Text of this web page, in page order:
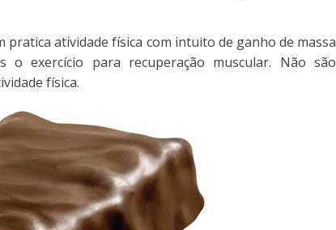
pratica atividade física com intuito de ganho de massa
o exercício para recuperação muscular. Não são
física.